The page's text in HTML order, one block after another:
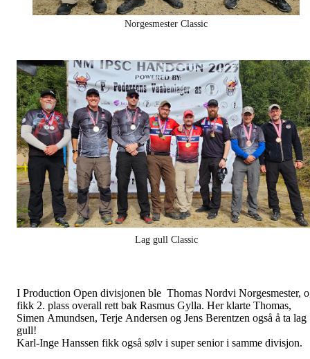
Norgesmester Classic
Lag gull Classic
I Production Open divisjonen ble Thomas Nordvi Norgesmester,
fikk 2. plass overall rett bak Rasmus Gylla. Her klarte Thomas,
Simen Amundsen, Terje Andersen og Jens Berentzen også å ta lag
gull!
Karl-Inge Hanssen fikk også sølv i super senior i samme divisjon.